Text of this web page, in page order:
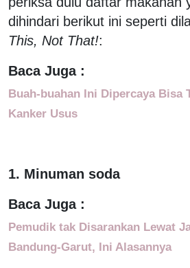
dihindari berikut ini seperti
This, Not That!:
Baca Juga :
Buah-buahan Ini Dipercaya Bisa
Kanker Usus
1. Minuman soda
Baca Juga :
Pemudik tak Disarankan Lewat
Bandung-Garut, Ini Alasannya